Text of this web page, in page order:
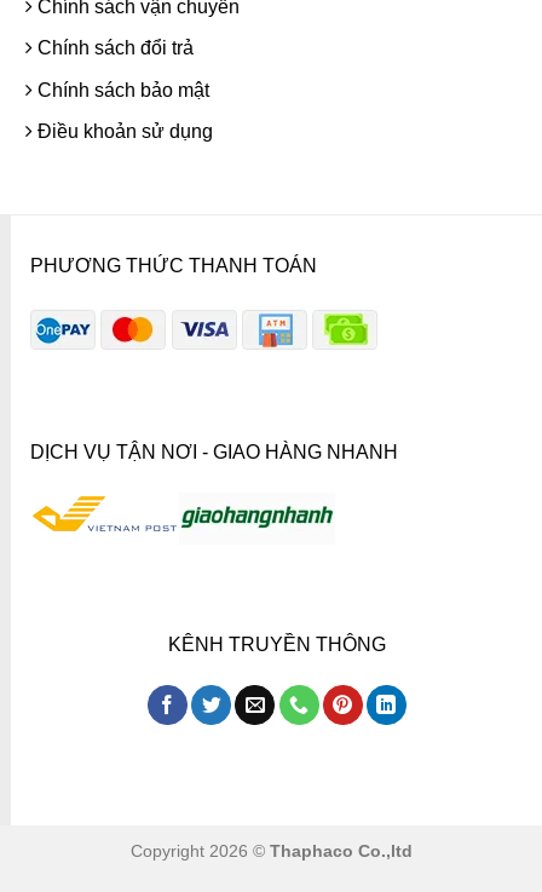
Chính sách vận chuyển
Chính sách đổi trả
Chính sách bảo mật
Điều khoản sử dụng
PHƯƠNG THỨC THANH TOÁN
DỊCH VỤ TẬN NƠI - GIAO HÀNG NHANH
KÊNH TRUYỀN THÔNG
Copyright 2026 © Thaphaco Co.,ltd